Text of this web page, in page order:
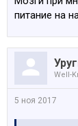
прошивки
В режиме
самому,
причине
дать
так как
запуска
питание на
Well-
5 ноя 2017